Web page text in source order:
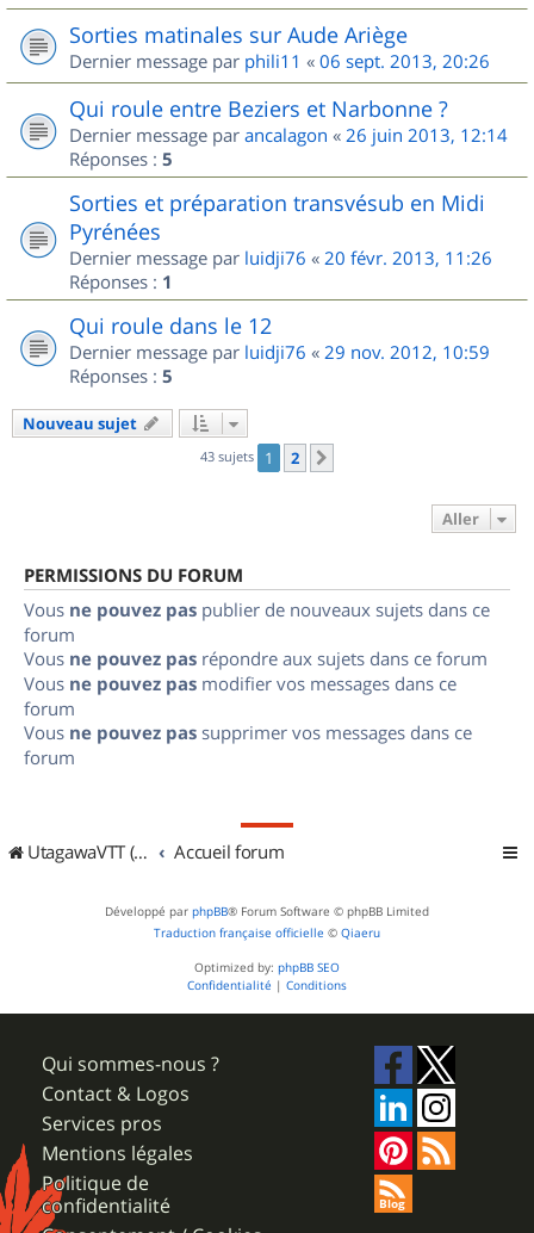
Sorties matinales sur Aude Ariège
Dernier message par phili11 « 06 sept. 2013, 20:26
Qui roule entre Beziers et Narbonne ?
Dernier message par ancalagon « 26 juin 2013, 12:14
Réponses : 5
Sorties et préparation transvésub en Midi
Pyrénées
Dernier message par luidji76 « 20 févr. 2013, 11:26
Réponses : 1
Qui roule dans le 12
Dernier message par luidji76 « 29 nov. 2012, 10:59
Réponses : 5
Nouveau sujet
43 sujets 1 2
Aller
PERMISSIONS DU FORUM
Vous ne pouvez pas publier de nouveaux sujets dans ce
forum
Vous ne pouvez pas répondre aux sujets dans ce forum
Vous ne pouvez pas modifier vos messages dans ce
forum
Vous ne pouvez pas supprimer vos messages dans ce
forum
UtagawaVTT (Randos VTT et VTTAE avec traces GPS) Accueil forum
Développé par phpBB® Forum Software © phpBB Limited
Traduction française officielle © Qiaeru
Optimized by: phpBB SEO
Confidentialité | Conditions
Qui sommes-nous ?
Contact & Logos
Services pros
Mentions légales
Politique de
confidentialité